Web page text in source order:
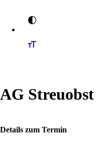
AG Streuobst
Details zum Termin